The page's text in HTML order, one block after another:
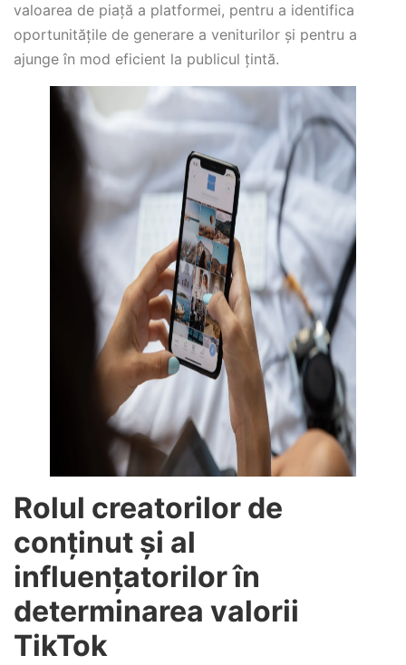
valoarea de piață a platformei, pentru a identifica
oportunitățile de generare a veniturilor și pentru a
ajunge în mod eficient la publicul țintă.
Rolul creatorilor de
conținut și al
influențatorilor în
determinarea valorii
TikTok